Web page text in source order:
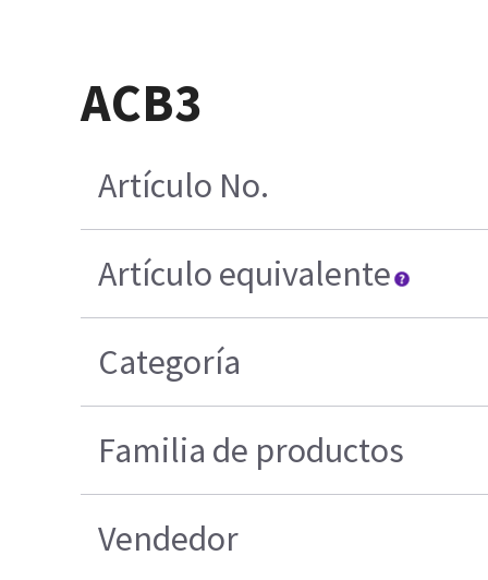
ACB3
Artículo No.
Artículo equivalente
Categoría
Familia de productos
Vendedor